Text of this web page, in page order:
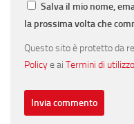
Salva il mio nome,
la prossima volta che
Questo sito è protetto da
Policye ai Termini di utilizzo